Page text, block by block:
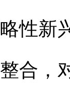
性新
，